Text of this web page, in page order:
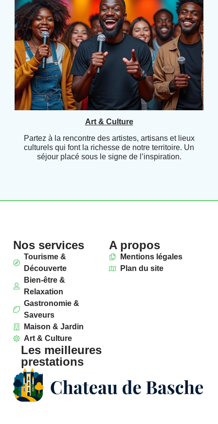
Art & Culture
Partez à la rencontre des artistes, artisans et lieux
culturels qui font la richesse de notre territoire. Un
séjour placé sous le signe de l’inspiration.
Nos services
Tourisme &
Découverte
Bien-être &
Relaxation
Gastronomie &
Saveurs
Maison & Jardin
Art & Culture
A propos
Mentions légales
Plan du site
Les meilleures
prestations